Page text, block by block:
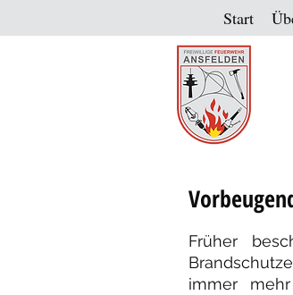
Start
Früher
immer